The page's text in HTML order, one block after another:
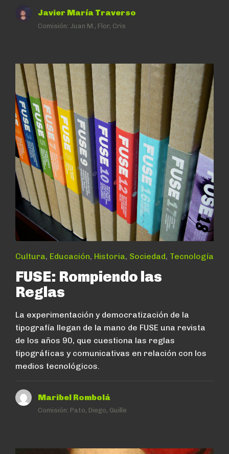
Javier María Traverso
Comisión: Juan M., Flor, Cris
Cultura, Educación, Historia, Sociedad, Tecnología
FUSE: Rompiendo las
Reglas
La experimentación y democratización de la
tipografía llegan de la mano de FUSE una revista
de los años 90, que cuestiona las reglas
tipográficas y comunicativas en relación con los
medios tecnológicos.
Maribel Rombolá
Comisión: Pato, Diego, Guille